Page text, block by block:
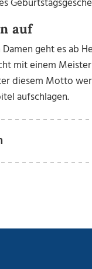
auf
geht es ab
mit einem
diesem Motto
aufschlagen.